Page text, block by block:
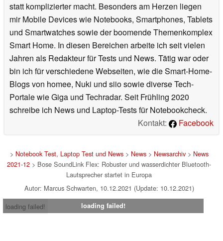
statt komplizierter macht. Besonders am Herzen liegen
mir Mobile Devices wie Notebooks, Smartphones, Tablets
und Smartwatches sowie der boomende Themenkomplex
Smart Home. In diesen Bereichen arbeite ich seit vielen
Jahren als Redakteur für Tests und News. Tätig war oder
bin ich für verschiedene Webseiten, wie die Smart-Home-
Blogs von homee, Nuki und siio sowie diverse Tech-
Portale wie Giga und Techradar. Seit Frühling 2020
schreibe ich News und Laptop-Tests für Notebookcheck.
Kontakt:
Facebook
> Notebook Test, Laptop Test und News> News> Newsarchiv> News
2021-12 > Bose SoundLink Flex: Robuster und wasserdichter Bluetooth-
Lautsprecher startet in Europa
Autor: Marcus Schwarten, 10.12.2021 (Update: 10.12.2021)
loading failed!
loading failed!